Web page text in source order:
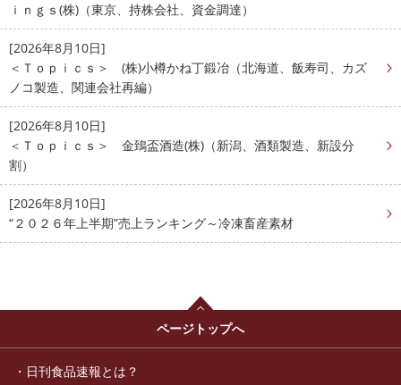
ｉｎｇｓ(株)（東京、持株会社、資金調達）
[2026年8月10日]
＜Ｔｏｐｉｃｓ＞ (株)小樽かね丁鍛冶（北海道、飯寿司、カズ
ノコ製造、関連会社再編）
[2026年8月10日]
＜Ｔｏｐｉｃｓ＞ 金鵄盃酒造(株)（新潟、酒類製造、新設分
割）
[2026年8月10日]
“２０２６年上半期”売上ランキング～冷凍畜産素材
ページトップへ
日刊食品速報とは？